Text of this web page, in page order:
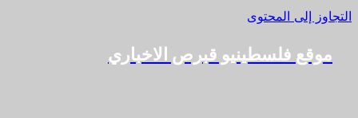
التجاوز إلى المحتوى
موقع فلسطينيو قبرص الاخباري